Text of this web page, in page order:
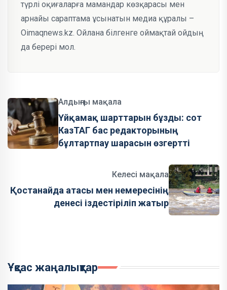
түрлі оқиғаларға мамандар көзқарасы мен
арнайы сараптама ұсынатын медиа құралы –
Oimaqnews.kz. Ойлана білгенге оймақтай ойдың
да берері мол.
Алдыңғы мақала
Үйқамақ шарттарын бұзды: сот
КазТАГ бас редакторының
бұлтартпау шарасын өзгертті
Келесі мақала
Қостанайда атасы мен немересінің
денесі іздестіріліп жатыр
Ұқсас жаңалықтар